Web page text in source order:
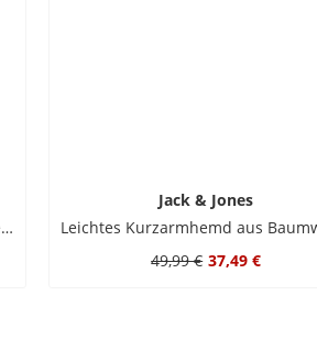
Hemdjacke mit Karomuster und spftem Teddyfutter
Jack & Jones
49,99 € 37,49 €